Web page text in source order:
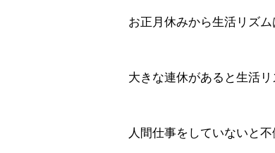
お正月休みから生活リズ
大きな連休があると生活
人間仕事をしていないと